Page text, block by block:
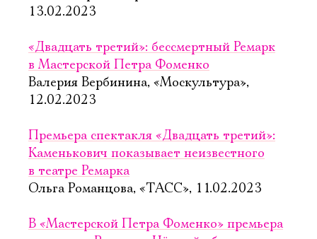
13.02.2023
«Двадцать третий»: бессмертный Ремарк
в Мастерской Петра Фоменко
Валерия Вербинина, «Москультура»,
12.02.2023
Премьера спектакля «Двадцать третий»:
Каменькович показывает неизвестного
в театре Ремарка
Ольга Романцова, «ТАСС», 11.02.2023
В «Мастерской Петра Фоменко» премьера